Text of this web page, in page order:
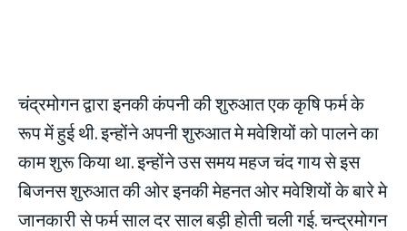
चंद्रमोगन द्वारा इनकी कंपनी की शुरुआत एक कृषि फर्म के
रूप में हुई थी. इन्होंने अपनी शुरुआत मे मवेशियों को पालने का
काम शुरू किया था. इन्होंने उस समय महज चंद गाय से इस
बिजनस शुरुआत की ओर इनकी मेहनत ओर मवेशियों के बारे मे
जानकारी से फर्म साल दर साल बड़ी होती चली गई. चन्द्रमोगन